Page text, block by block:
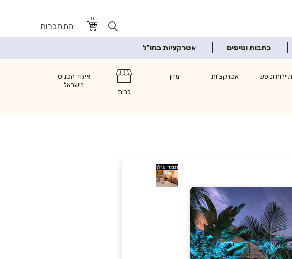
0
התחברות
כתבות וטיפים אטרקציות בחו"ל
תיירות ונופש אטרקציות
מזון
לבית
איגוד הטניס
בישראל